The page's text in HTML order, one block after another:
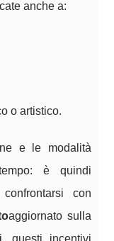
anche a:
o artistico.
e le modalità
è quindi
con
aggiornato sulla